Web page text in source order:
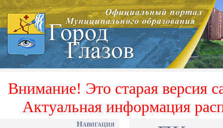
Внимание! Это старая версия
Актуальная информация
Навигация